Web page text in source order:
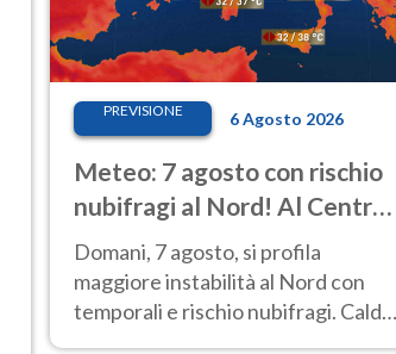
PREVISIONE 6 Agosto 2026
Meteo: 7 agosto con rischio
nubifragi al Nord! Al Centro-
Sud caldo estremo
Domani, 7 agosto, si profila
maggiore instabilità al Nord con
temporali e rischio nubifragi. Caldo